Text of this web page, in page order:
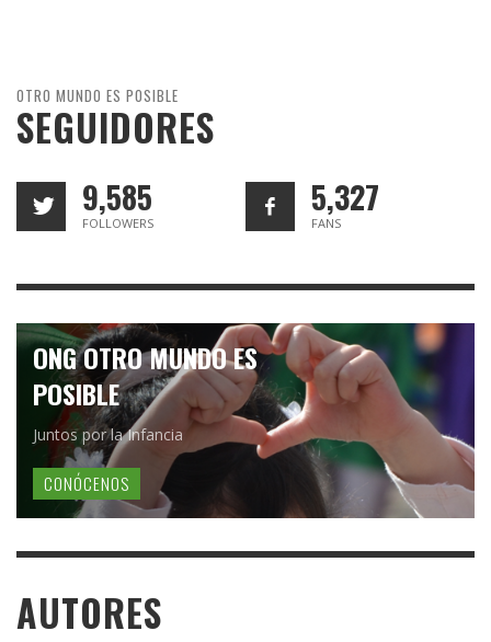
OTRO MUNDO ES POSIBLE
SEGUIDORES
9,585
FOLLOWERS
5,327
FANS
ONG OTRO MUNDO ES
POSIBLE
Juntos por la Infancia
CONÓCENOS
AUTORES